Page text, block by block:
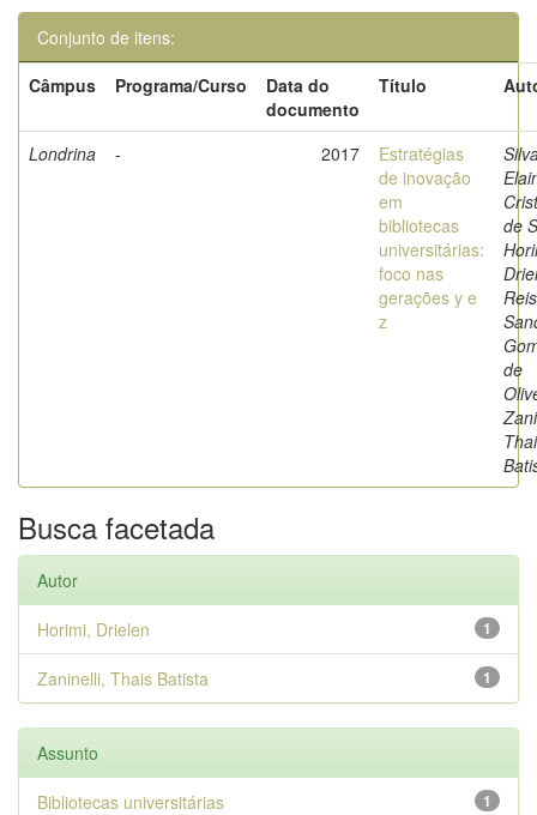
Conjunto de itens:
Câmpus
Programa/Curso
Data do
documento
Título
Londrina - 2017
Estratégias
de inovação
em
bibliotecas
universitárias:
foco nas
gerações y e
z
de
de
Busca facetada
Autor
1
Horimi, Drielen
1
Zaninelli, Thais Batista
Assunto
1
Bibliotecas universitárias